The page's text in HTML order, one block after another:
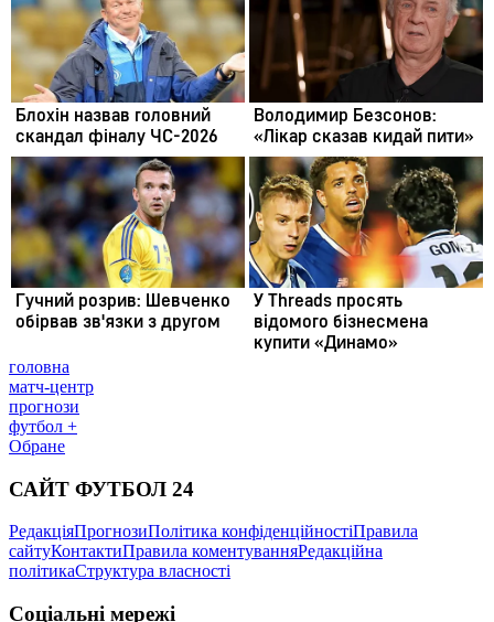
головна
матч-центр
прогнози
футбол +
Обране
САЙТ ФУТБОЛ 24
РедакціяПрогнозиПолітика конфіденційностіПравила
сайтуКонтактиПравила коментуванняРедакційна
політикаСтруктура власності
Соціальні мережі